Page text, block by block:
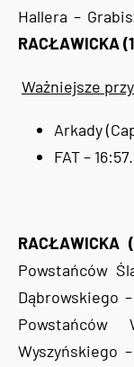
Hallera –
RACŁAWICKA
Ważniejsze
Arkady
FAT – 16:57.
RACŁAWICKA
Powstańców
Dąbrowskiego
Wyszyńskiego